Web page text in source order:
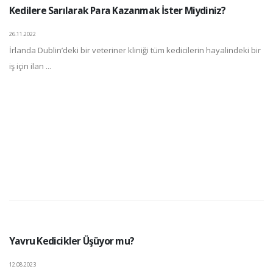
Kedilere Sarılarak Para Kazanmak İster Miydiniz?
26.11.2022
İrlanda Dublin’deki bir veteriner kliniği tüm kedicilerin hayalindeki bir
iş için ilan ...
Yavru Kedicikler Üşüyor mu?
12.08.2023